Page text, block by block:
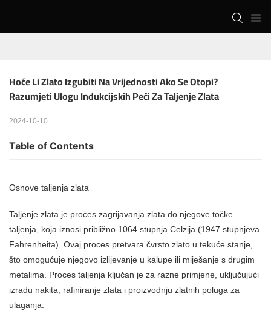
Hoće Li Zlato Izgubiti Na Vrijednosti Ako Se Otopi?
Razumjeti Ulogu Indukcijskih Peći Za Taljenje Zlata
2024-10-10
Table of Contents
Osnove taljenja zlata
Taljenje zlata je proces zagrijavanja zlata do njegove točke
taljenja, koja iznosi približno 1064 stupnja Celzija (1947 stupnjeva
Fahrenheita). Ovaj proces pretvara čvrsto zlato u tekuće stanje,
što omogućuje njegovo izlijevanje u kalupe ili miješanje s drugim
metalima. Proces taljenja ključan je za razne primjene, uključujući
izradu nakita, rafiniranje zlata i proizvodnju zlatnih poluga za
ulaganja.